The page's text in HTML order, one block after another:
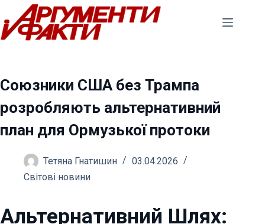
Перейти
до
вмісту
Союзники США без Трампа
розробляють альтернативний
план для Ормузької протоки
Тетяна Гнатишин
03.04.2026
Світові новини
Альтернативний Шлях: